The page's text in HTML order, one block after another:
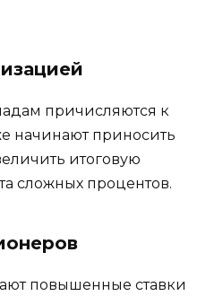
причисляются к
начинают приносить
итоговую
сложных процентов.
повышенные ставки